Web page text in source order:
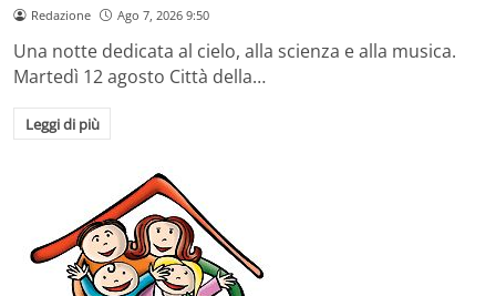
Redazione Ago 7, 2026 9:50
Una notte dedicata al cielo, alla scienza e alla musica.
Martedì 12 agosto Città della…
Leggi di più